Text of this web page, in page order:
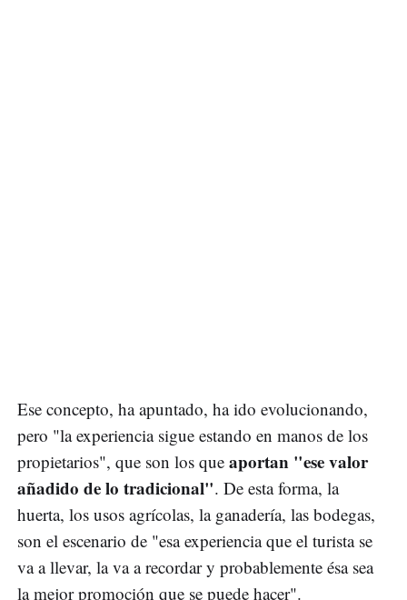
Ese concepto, ha apuntado, ha ido evolucionando,
pero "la experiencia sigue estando en manos de los
propietarios", que son los que aportan "ese valor
añadido de lo tradicional". De esta forma, la
huerta, los usos agrícolas, la ganadería, las bodegas,
son el escenario de "esa experiencia que el turista se
va a llevar, la va a recordar y probablemente ésa sea
la mejor promoción que se puede hacer".